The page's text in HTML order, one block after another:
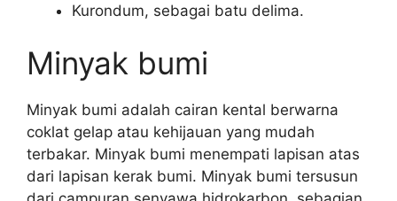
Kurondum, sebagai batu delima.
Minyak bumi
Minyak bumi adalah cairan kental berwarna
coklat gelap atau kehijauan yang mudah
terbakar. Minyak bumi menempati lapisan atas
dari lapisan kerak bumi. Minyak bumi tersusun